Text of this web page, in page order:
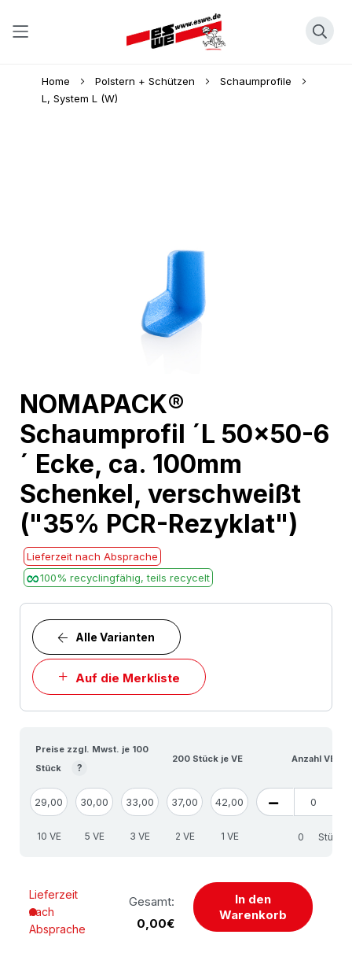
Home Polstern + Schützen
Schaumprofile
L, System L (W)
to
the
beginning
the
images
gallery
NOMAPACK®
Schaumprofil ´L 50x50-6
´ Ecke, ca. 100mm
Schenkel, verschweißt
("35% PCR-Rezyklat")
Lieferzeit nach Absprache
100% recyclingfähig, teils recycelt
Auf die Merkliste
Alle Varianten
Preise zzgl. Mwst. je 100
Stück
?
200 Stück je VE Anzahl VE
29,00 30,00 33,00 37,00 42,00
10 VE 5 VE 3 VE 2 VE 1 VE Stück
Lieferzeit
nach
Absprache
Gesamt:
0,00€
In den
Warenkorb